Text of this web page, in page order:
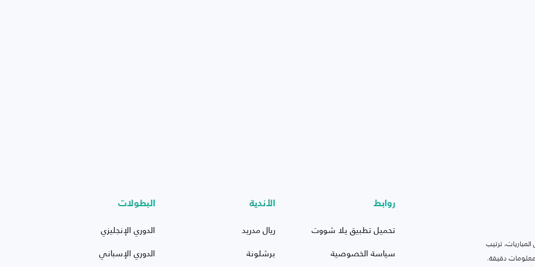
ترتيب
دقيقة.
روابط
تحميل تطبيق يلا شووت
سياسة الخصوصية
الأندية
ريال مدريد
برشلونة
البطولات
الدوري الإنجليزي
الدوري الإسباني